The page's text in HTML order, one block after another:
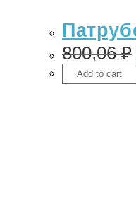
800,06₽
Add to cart